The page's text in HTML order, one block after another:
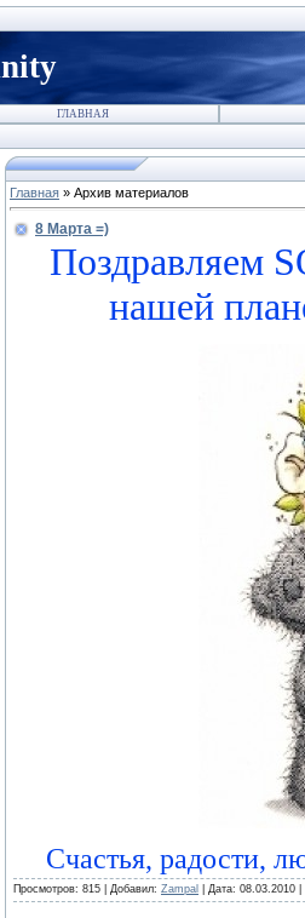
ГЛАВНАЯ
Главная » Архив материалов
8 Марта =)
Поздравляем
нашей
Счастья, радости,
Просмотров: 815 Добавил: Zampal Дата: 08.03.2010